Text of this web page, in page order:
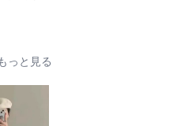
っと見る